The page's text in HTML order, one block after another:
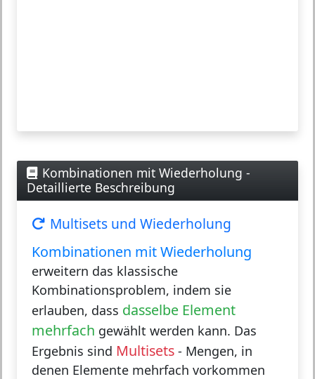
Kombinationen mit Wiederholung -
Detaillierte Beschreibung
Multisets und Wiederholung
Kombinationen mit Wiederholung
erweitern das klassische
Kombinationsproblem, indem sie
erlauben, dass dasselbe Element
mehrfach gewählt werden kann. Das
Ergebnis sind Multisets - Mengen, in
denen Elemente mehrfach vorkommen